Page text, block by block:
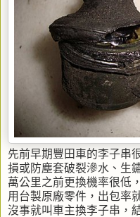
先前早期豐田車的李子串
損或防塵套破裂滲水、生
萬公里之前更換機率很低
用台製原廠零件，出包率
沒事就叫車主換李子串，